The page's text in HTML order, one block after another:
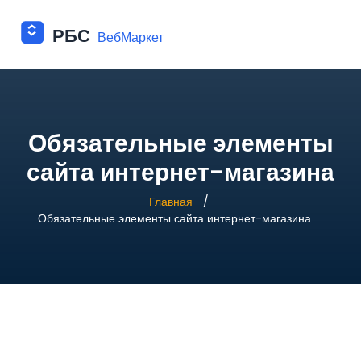
Обязательные элементы
сайта интернет-магазина
Главная
Обязательные элементы сайта интернет-магазина